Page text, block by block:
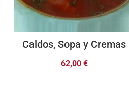
Caldos, Sopa y Cremas
62,00 €